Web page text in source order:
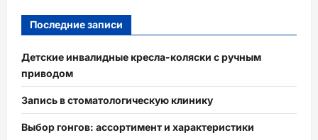
Последние записи
Детские инвалидные кресла-коляски с ручным
приводом
Запись в стоматологическую клинику
Выбор гонгов: ассортимент и характеристики